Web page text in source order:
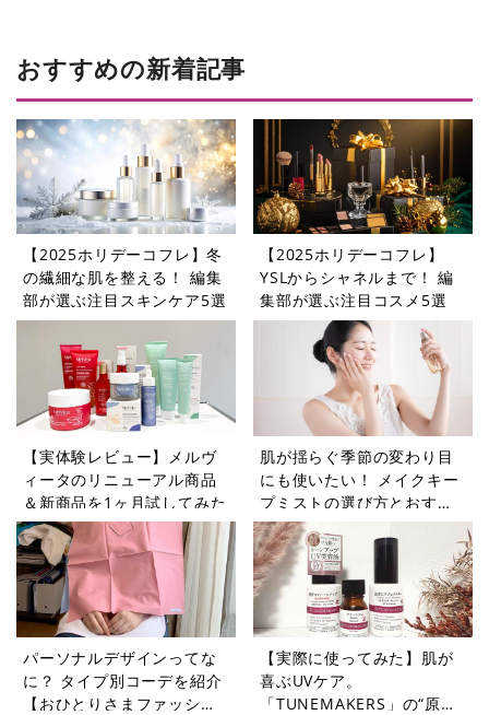
おすすめの新着記事
【2025ホリデーコフレ】冬
の繊細な肌を整える！ 編集
部が選ぶ注目スキンケア5選
【2025ホリデーコフレ】
YSLからシャネルまで！ 編
集部が選ぶ注目コスメ5選
【実体験レビュー】メルヴ
ィータのリニューアル商品
＆新商品を1ヶ月試してみた
肌が揺らぐ季節の変わり目
にも使いたい！ メイクキー
プミストの選び方とおすす
め商品
パーソナルデザインってな
に？ タイプ別コーデを紹介
【おひとりさまファッショ
【実際に使ってみた】肌が
喜ぶUVケア。
「TUNEMAKERS」の“原